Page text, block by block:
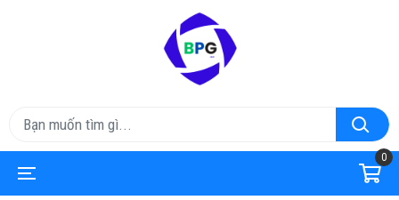
0